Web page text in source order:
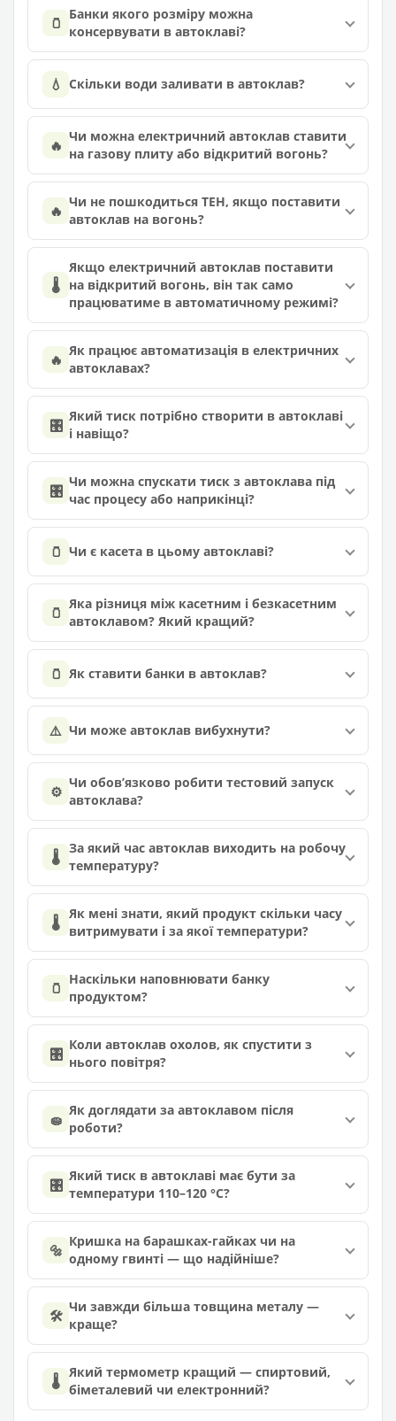
🫙 Банки якого розміру можна
консервувати в автоклаві?
💧 Скільки води заливати в автоклав?
🔥 Чи можна електричний автоклав ставити
на газову плиту або відкритий вогонь?
🔥 Чи не пошкодиться ТЕН, якщо поставити
автоклав на вогонь?
🌡️
Якщо електричний автоклав поставити
на відкритий вогонь, він так само
працюватиме в автоматичному режимі?
🔥 Як працює автоматизація в електричних
автоклавах?
🎛️ Який тиск потрібно створити в автоклаві
і навіщо?
🎛️ Чи можна спускати тиск з автоклава під
час процесу або наприкінці?
🫙 Чи є касета в цьому автоклаві?
🫙 Яка різниця між касетним і безкасетним
автоклавом? Який кращий?
🫙 Як ставити банки в автоклав?
⚠️ Чи може автоклав вибухнути?
⚙️ Чи обов’язково робити тестовий запуск
автоклава?
🌡️ За який час автоклав виходить на робочу
температуру?
🌡️ Як мені знати, який продукт скільки часу
витримувати і за якої температури?
🫙 Наскільки наповнювати банку
продуктом?
🎛️ Коли автоклав охолов, як спустити з
нього повітря?
🧽 Як доглядати за автоклавом після
роботи?
🎛️ Який тиск в автоклаві має бути за
температури 110–120 °C?
🔩 Кришка на барашках-гайках чи на
одному гвинті — що надійніше?
🛠️ Чи завжди більша товщина металу —
краще?
🌡️ Який термометр кращий — спиртовий,
біметалевий чи електронний?